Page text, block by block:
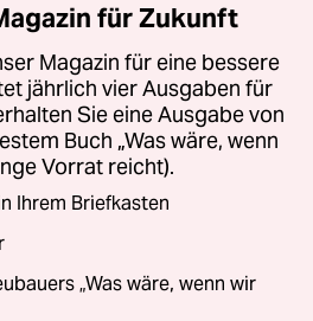
für Zukunft
Magazin für eine bessere
jährlich vier Ausgaben für
Sie eine Ausgabe von
Buch „Was wäre, wenn
Vorrat reicht).
Ihrem Briefkasten
„Was wäre, wenn wir